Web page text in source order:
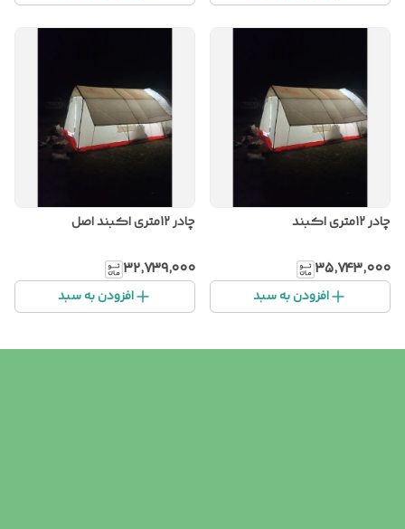
چادر 12متری اکبند
۳۵٬۷۴۳٬۰۰۰
افزودن به سبد
چادر 12متری اکبند اصل
۳۲٬۷۳۹٬۰۰۰
افزودن به سبد